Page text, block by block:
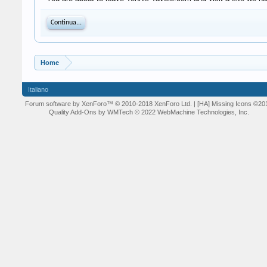
Continua...
Home
Italiano
Forum software by XenForo™ © 2010-2018 XenForo Ltd. | [HA] Missing Icons
Quality Add-Ons by WMTech © 2022 WebMachine Technologies, Inc.